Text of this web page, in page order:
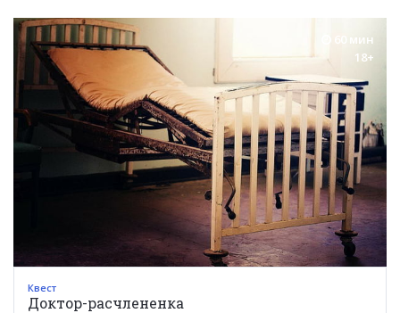
60 мин
18+
Квест
Доктор-расчлененка